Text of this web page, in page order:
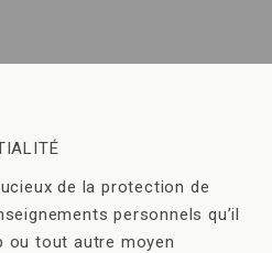
de la protection de
personnels qu’il
ou tout autre moyen